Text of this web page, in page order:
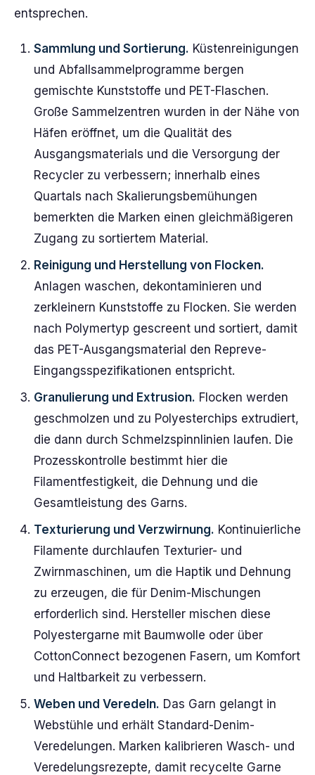
entsprechen.
Sammlung und Sortierung. Küstenreinigungen
und Abfallsammelprogramme bergen
gemischte Kunststoffe und PET-Flaschen.
Große Sammelzentren wurden in der Nähe von
Häfen eröffnet, um die Qualität des
Ausgangsmaterials und die Versorgung der
Recycler zu verbessern; innerhalb eines
Quartals nach Skalierungsbemühungen
bemerkten die Marken einen gleichmäßigeren
Zugang zu sortiertem Material.
Reinigung und Herstellung von Flocken.
Anlagen waschen, dekontaminieren und
zerkleinern Kunststoffe zu Flocken. Sie werden
nach Polymertyp gescreent und sortiert, damit
das PET-Ausgangsmaterial den Repreve-
Eingangsspezifikationen entspricht.
Granulierung und Extrusion. Flocken werden
geschmolzen und zu Polyesterchips extrudiert,
die dann durch Schmelzspinnlinien laufen. Die
Prozesskontrolle bestimmt hier die
Filamentfestigkeit, die Dehnung und die
Gesamtleistung des Garns.
Texturierung und Verzwirnung. Kontinuierliche
Filamente durchlaufen Texturier- und
Zwirnmaschinen, um die Haptik und Dehnung
zu erzeugen, die für Denim-Mischungen
erforderlich sind. Hersteller mischen diese
Polyestergarne mit Baumwolle oder über
CottonConnect bezogenen Fasern, um Komfort
und Haltbarkeit zu verbessern.
Weben und Veredeln. Das Garn gelangt in
Webstühle und erhält Standard-Denim-
Veredelungen. Marken kalibrieren Wasch- und
Veredelungsrezepte, damit recycelte Garne